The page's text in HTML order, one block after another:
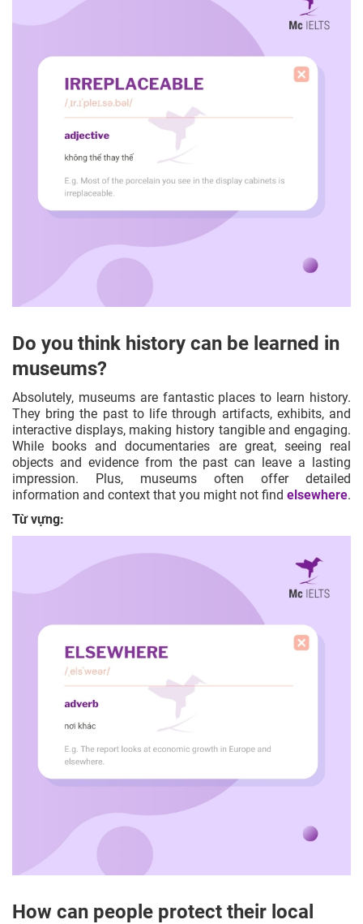
Do you think history can be learned in
museums?
Absolutely, museums are fantastic places to learn history.
They bring the past to life through artifacts, exhibits, and
interactive displays, making history tangible and engaging.
While books and documentaries are great, seeing real
objects and evidence from the past can leave a lasting
impression. Plus, museums often offer detailed
information and context that you might not find elsewhere.
Từ vựng:
How can people protect their local